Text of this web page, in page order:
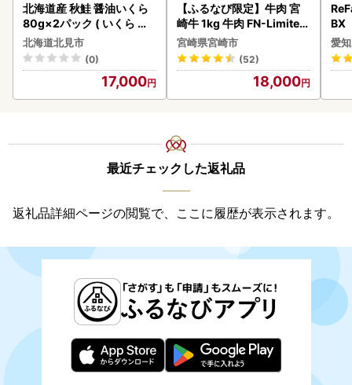
北海道産 秋鮭 醤油いくら
80g×2パック ( いくら イ
クラ 魚卵 鮭 サケ さけ 鮭い
くら 醤油漬け パック 北海
道産 ふるさと納税 秋鮭 )【
北海道北見市
(0)
17,000
【ふるなび限定】牛肉 宮
崎牛 1kg 牛肉 FN-Limited
-VO
宮崎県宮崎市
(52)
18,000
BX
ー
ファ
愛
最近チェックした返礼品
返礼品詳細ページの閲覧で、ここに履歴が表示されます。